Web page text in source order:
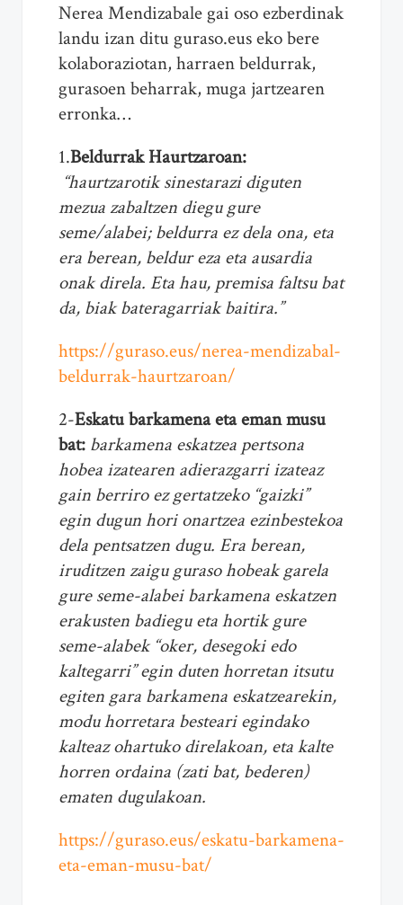
Nerea Mendizabale gai oso ezberdinak
landu izan ditu guraso.eus eko bere
kolaboraziotan, harraen beldurrak,
gurasoen beharrak, muga jartzearen
erronka…
1.Beldurrak Haurtzaroan:
“haurtzarotik sinestarazi diguten
mezua zabaltzen diegu gure
seme/alabei; beldurra ez dela ona, eta
era berean, beldur eza eta ausardia
onak direla. Eta hau, premisa faltsu bat
da, biak bateragarriak baitira.”
https://guraso.eus/nerea-mendizabal-
beldurrak-haurtzaroan/
2-Eskatu barkamena eta eman musu
bat: barkamena eskatzea pertsona
hobea izatearen adierazgarri izateaz
gain berriro ez gertatzeko “gaizki”
egin dugun hori onartzea ezinbestekoa
dela pentsatzen dugu. Era berean,
iruditzen zaigu guraso hobeak garela
gure seme-alabei barkamena eskatzen
erakusten badiegu eta hortik gure
seme-alabek “oker, desegoki edo
kaltegarri” egin duten horretan itsutu
egiten gara barkamena eskatzearekin,
modu horretara besteari egindako
kalteaz ohartuko direlakoan, eta kalte
horren ordaina (zati bat, bederen)
ematen dugulakoan.
https://guraso.eus/eskatu-barkamena-
eta-eman-musu-bat/